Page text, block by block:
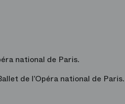
national de Paris.
de l’Opéra national de Paris.